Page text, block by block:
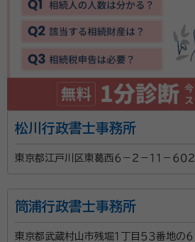
松川行政書士事務所
東京都江戸川区東葛西６－２－１１－６０２
筒浦行政書士事務所
東京都武蔵村山市残堀１丁目５３番地の６